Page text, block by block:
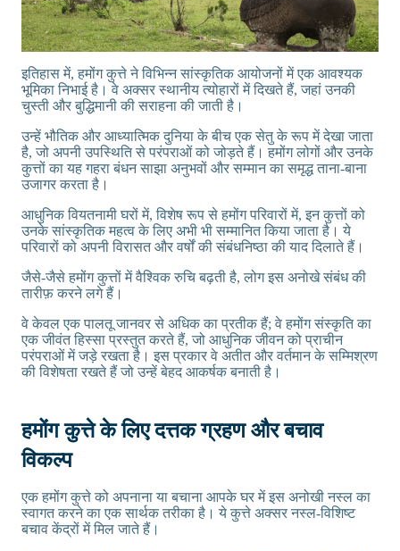
इतिहास में, हमोंग कुत्ते ने विभिन्न सांस्कृतिक आयोजनों में एक आवश्यक
भूमिका निभाई है। वे अक्सर स्थानीय त्योहारों में दिखते हैं, जहां उनकी
चुस्ती और बुद्धिमानी की सराहना की जाती है।
उन्हें भौतिक और आध्यात्मिक दुनिया के बीच एक सेतु के रूप में देखा जाता
है, जो अपनी उपस्थिति से परंपराओं को जोड़ते हैं। हमोंग लोगों और उनके
कुत्तों का यह गहरा बंधन साझा अनुभवों और सम्मान का समृद्ध ताना-बाना
उजागर करता है।
आधुनिक वियतनामी घरों में, विशेष रूप से हमोंग परिवारों में, इन कुत्तों को
उनके सांस्कृतिक महत्व के लिए अभी भी सम्मानित किया जाता है। ये
परिवारों को अपनी विरासत और वर्षों की संबंधनिष्ठा की याद दिलाते हैं।
जैसे-जैसे हमोंग कुत्तों में वैश्विक रुचि बढ़ती है, लोग इस अनोखे संबंध की
तारीफ़ करने लगे हैं।
वे केवल एक पालतू जानवर से अधिक का प्रतीक हैं; वे हमोंग संस्कृति का
एक जीवंत हिस्सा प्रस्तुत करते हैं, जो आधुनिक जीवन को प्राचीन
परंपराओं में जड़े रखता है। इस प्रकार वे अतीत और वर्तमान के सम्मिश्रण
की विशेषता रखते हैं जो उन्हें बेहद आकर्षक बनाती है।
हमोंग कुत्ते के लिए दत्तक ग्रहण और बचाव
विकल्प
एक हमोंग कुत्ते को अपनाना या बचाना आपके घर में इस अनोखी नस्ल का
स्वागत करने का एक सार्थक तरीका है। ये कुत्ते अक्सर नस्ल-विशिष्ट
बचाव केंद्रों में मिल जाते हैं।